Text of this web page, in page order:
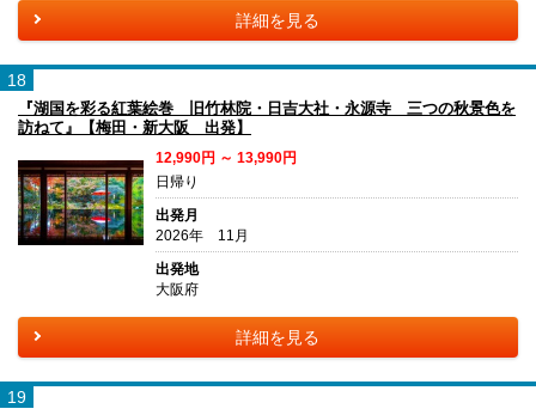
詳細を見る
18
『湖国を彩る紅葉絵巻 旧竹林院・日吉大社・永源寺 三つの秋景色を
訪ねて』【梅田・新大阪 出発】
12,990円 ～ 13,990円
日帰り
出発月
2026年 11月
出発地
大阪府
詳細を見る
19